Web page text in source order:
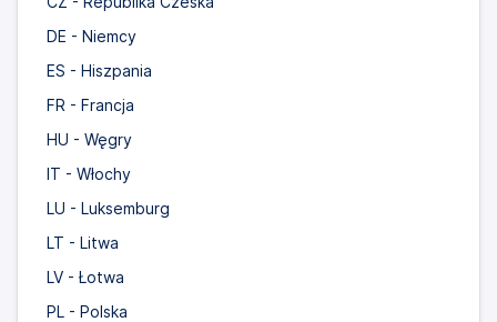
DE - Niemcy
ES - Hiszpania
FR - Francja
HU - Węgry
IT - Włochy
LU - Luksemburg
LT - Litwa
LV - Łotwa
PL - Polska